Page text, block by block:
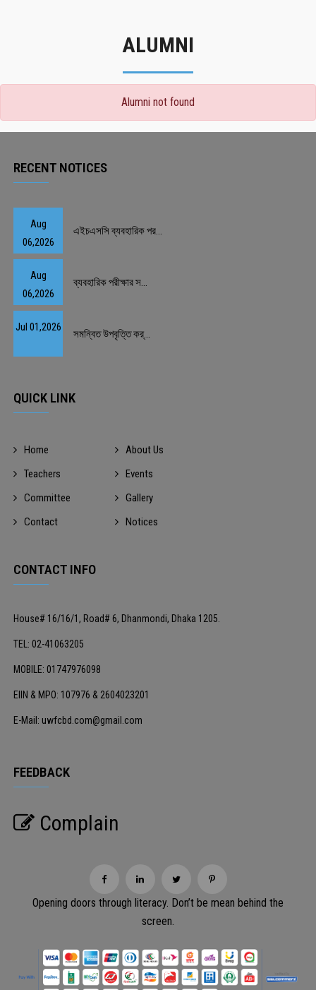
ALUMNI
Alumni not found
RECENT NOTICES
Aug
06,2026
এইচএসসি ব্যবহারিক পর...
Aug
06,2026
ব্যবহারিক পরীক্ষার স...
Jul 01,2026
সমন্বিত উপবৃত্তি কর্...
QUICK LINK
Home
About Us
Teachers
Events
Committee
Gallery
Contact
Notices
CONTACT INFO
House# 16/16/1, Road# 6, Dhanmondi, Dhaka 1205.
TEL: 02-41063205
MOBILE: 01747976098
EIIN & MPO: 107976 & 2604023201
E-Mail: uwfcbd.com@gmail.com
FEEDBACK
Complain
Opening doors through literacy. Don’t be mean behind the
screen.